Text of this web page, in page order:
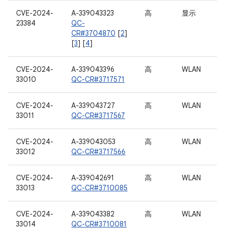
CVE-2024-
23384
A-339043323
QC-
CR#3704870 [2]
[3] [4]
高 显示
CVE-2024-
33010
A-339043396
QC-CR#3717571
高 WLAN
CVE-2024-
33011
A-339043727
QC-CR#3717567
高 WLAN
CVE-2024-
33012
A-339043053
QC-CR#3717566
高 WLAN
CVE-2024-
33013
A-339042691
QC-CR#3710085
高 WLAN
CVE-2024-
33014
A-339043382
QC-CR#3710081
高 WLAN